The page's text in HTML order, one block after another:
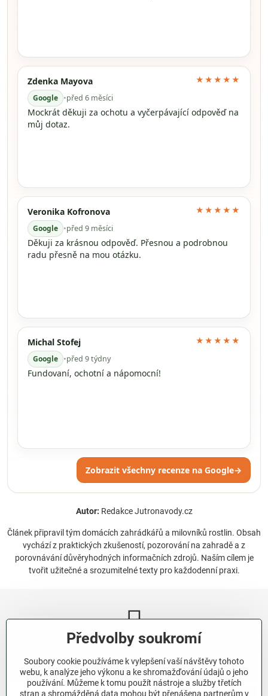
Zdenka Mayova
Google •před 6 měsíci
★★★★★
Mockrát děkuji za ochotu a vyčerpávající odpověď na
můj dotaz.
Veronika Kofronova
Google •před 9 měsíci
★★★★★
Děkuji za krásnou odpověď. Přesnou a podrobnou
radu přesně na mou otázku.
Michal Stofej
Google •před 9 týdny
★★★★★
Fundovaní, ochotní a nápomocní!
Zobrazit všechny recenze na Google→
Autor: Redakce Jutronavody.cz
Článek připravil tým domácích zahrádkářů a milovníků rostlin. Obsah
vychází z praktických zkušeností, pozorování na zahradě a z
porovnávání důvěryhodných informačních zdrojů. Naším cílem je
tvořit užitečné a srozumitelné texty pro každodenní praxi.
Newsletter
Odebírat naše novinky:
Předvolby soukromí
Soubory cookie používáme k vylepšení vaší návštěvy tohoto
webu, k analýze jeho výkonu a ke shromažďování údajů o jeho
používání. Můžeme k tomu použít nástroje a služby třetích
stran a shromážděná data mohou být přenášena partnerům v